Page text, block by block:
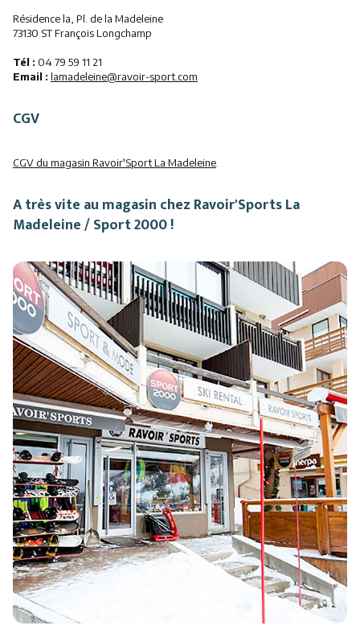
Résidence la, Pl. de la Madeleine
73130 ST François Longchamp
Tél : 04 79 59 11 21
Email : lamadeleine@ravoir-sport.com
CGV
CGV du magasin Ravoir'Sport La Madeleine
A très vite au magasin chez Ravoir'Sports La
Madeleine / Sport 2000!